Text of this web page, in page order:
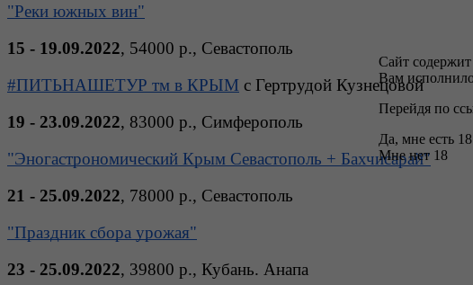
"Реки южных вин"
15 - 19.09.2022, 54000 р., Севастополь
#ПИТЬНАШЕТУР тм в КРЫМ с Гертрудой Кузнецовой
19 - 23.09.2022, 83000 р., Симферополь
"Эногастрономический Крым Севастополь + Бахчисарай"
21 - 25.09.2022, 78000 р., Севастополь
"Праздник сбора урожая"
23 - 25.09.2022, 39800 р., Кубань. Анапа
Сайт
Вам
Перейдя по
Да, мне есть 18
Мне нет 18